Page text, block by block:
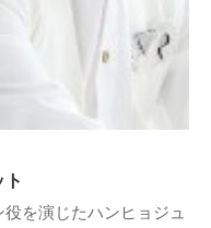
を演じたハンヒョジュ